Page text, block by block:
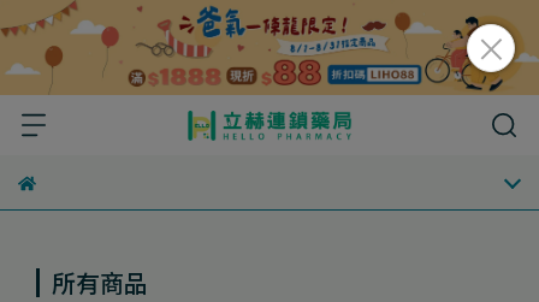
所有商品